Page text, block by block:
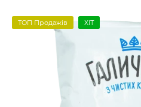
ТОП Продажів ХІТ